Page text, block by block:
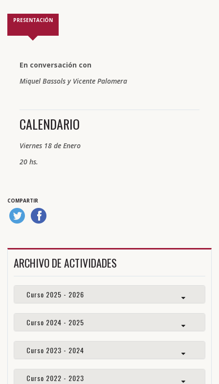
PRESENTACIÓN
En conversación con
Miquel Bassols y Vicente Palomera
CALENDARIO
Viernes 18 de Enero
20 hs.
COMPARTIR
ARCHIVO DE ACTIVIDADES
Curso 2025 - 2026
Curso 2024 - 2025
Curso 2023 - 2024
Curso 2022 - 2023